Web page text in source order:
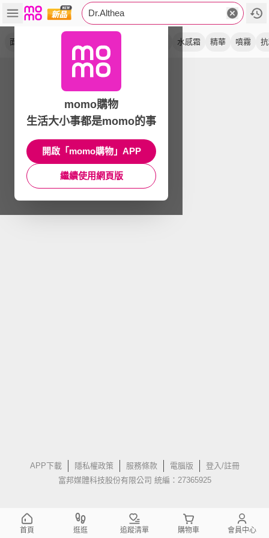
Dr.Althea
面霜 水感霜 精華 噴霧
APP下載 隱私權政策 服務條款 電腦版
登入/註冊
富邦媒體科技股份有限公司 統編：27365925
momo購物
生活大小事都是momo的事
開啟「momo購物」APP
繼續使用網頁版
首頁 逛逛 追蹤清單 購物車 會員中心